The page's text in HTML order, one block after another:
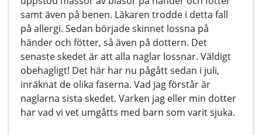
samt även på benen. Läkaren trodde i detta fall
på allergi. Sedan började skinnet lossna på
händer och fötter, så även på dottern. Det
senaste skedet är att alla naglar lossnar. Väldigt
obehagligt! Det här har nu pågått sedan i juli,
inräknat de olika faserna. Vad jag förstår är
naglarna sista skedet. Varken jag eller min dotter
har vad vi vet umgåtts med barn som varit sjuka.